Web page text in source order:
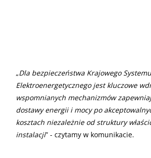
„Dla bezpieczeństwa Krajowego Systemu
Elektroenergetycznego jest kluczowe
wspomnianych mechanizmów
dostawy energii i mocy po
kosztach niezależnie od struktury
instalacji” - czytamy w komunikacie.